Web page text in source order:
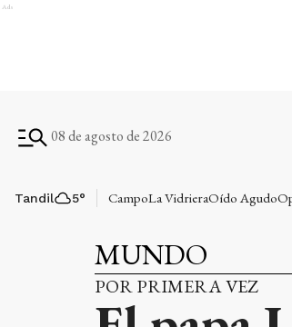
Ads
08 de agosto de 2026
Tandil 5° CampoLa VidrieraOído Agudo
MUNDO
POR PRIMERA VEZ